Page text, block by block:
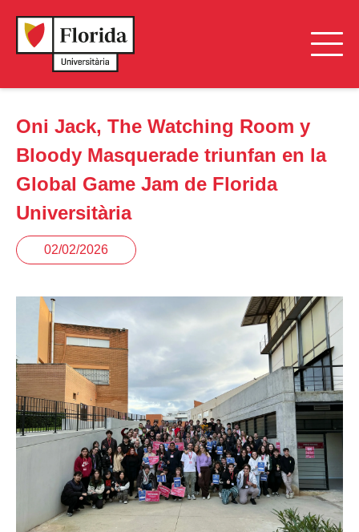
Oni Jack, The Watching Room y
Bloody Masquerade triunfan en la
Global Game Jam de Florida
Universitària
02/02/2026